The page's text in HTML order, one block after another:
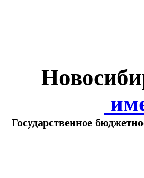
Государственное